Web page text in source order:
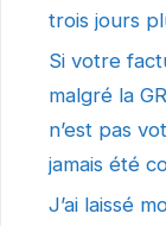
trois jours
Si votre
malgré la
n’est pas
jamais été
J’ai laissé